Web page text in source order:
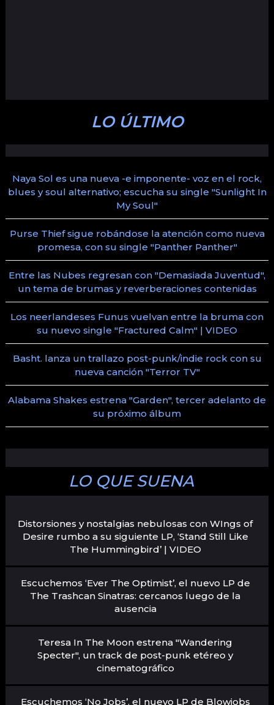
LO ÚLTIMO
Naya Sol es una nueva -e imponente- voz en el rock,
blues y soul alternativo; escucha su single "Sunlight In
My Soul"
Purse Thief sigue robándose la atención como nueva
promesa, con su single "Panther Panther"
Entre las Nubes regresan con "Demasiada Juventud",
un tema de brumas y reverberaciones contenidas
Los neerlandeses Funus vuelvan entre la bruma con
su nuevo single "Fractured Calm" | VIDEO
Basht. lanza un trallazo post-punk/indie rock con su
nueva canción "Terror TV"
Alabama Shakes estrena "Garden", tercer adelanto de
su próximo álbum
LO QUE SUENA
Distorsiones y nostalgias nebulosas con WIngs of
Desire rumbo a su siguiente LP, ‘Stand Still Like
The Hummingbird’ | VIDEO
Escuchemos ‘Ever The Optimist’, el nuevo LP de
The Trashcan Sinatras: cercanos luego de la
ausencia
Teresa In The Moon estrena "Wandering
Specter", un track de post-punk etéreo y
cinematográfico
Escuchemos ‘No Jobs’, el nuevo LP de Blowjobs